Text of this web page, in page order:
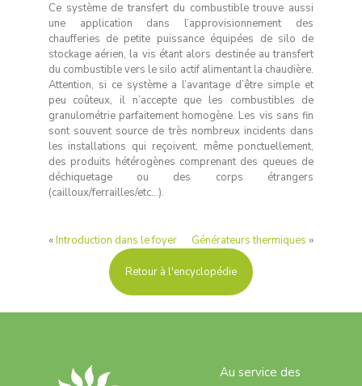
Ce système de transfert du combustible trouve aussi
une application dans l’approvisionnement des
chaufferies de petite puissance équipées de silo de
stockage aérien, la vis étant alors destinée au transfert
du combustible vers le silo actif alimentant la chaudière.
Attention, si ce système a l’avantage d’être simple et
peu coûteux, il n’accepte que les combustibles de
granulométrie parfaitement homogène. Les vis sans fin
sont souvent source de très nombreux incidents dans
les installations qui reçoivent, même ponctuellement,
des produits hétérogènes comprenant des queues de
déchiquetage ou des corps étrangers
(cailloux/ferrailles/etc…).
«Introduction dans le foyer Générateurs thermiques »
Retour à l'encyclopédie
Au service des